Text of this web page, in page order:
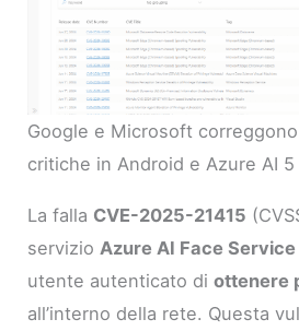
Google e Microsoft
critiche in Android e Azure AI 5
La falla CVE-2025-21415
servizio Azure AI Face Service
utente autenticato diottenere
all’interno della rete. Questa